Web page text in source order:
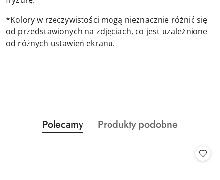
*Kolory w rzeczywistości mogą nieznacznie różnić się
od przedstawionych na zdjęciach, co jest uzależnione
od różnych ustawień ekranu.
Pomiń karuzelę produktów
Produkty
o
Polecamy
Produkty
Produkty podobne